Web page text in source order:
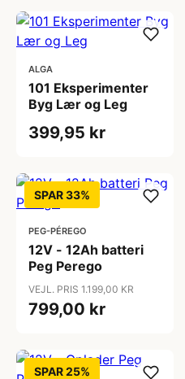
ALGA
101 Eksperimenter
Byg Lær og Leg
399,95 kr
SPAR 33%
PEG-PÉREGO
12V - 12Ah batteri
Peg Perego
VEJL. PRIS 1.199,00 KR
799,00 kr
SPAR 25%